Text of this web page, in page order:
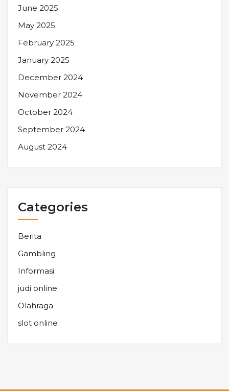
June 2025
May 2025
February 2025
January 2025
December 2024
November 2024
October 2024
September 2024
August 2024
Categories
Berita
Gambling
Informasi
judi online
Olahraga
slot online